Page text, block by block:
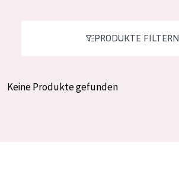
Hautregeneration
PRODUKTTYP
PRODUKTE FILTERN
Keine Produkte gefunden